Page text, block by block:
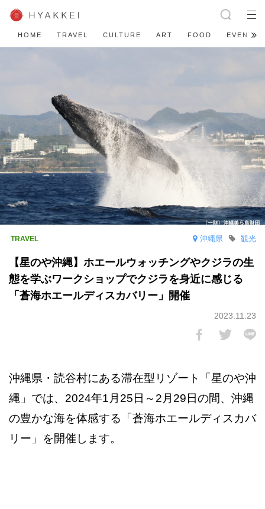
HOME TRAVEL CULTURE ART FOOD EVENT
沖縄県 観光
【星のや沖縄】ホエールウォッチングやクジラの生
態を学ぶワークショップでクジラを身近に感じる
「蒼海ホエールディスカバリー」開催
2023.11.23
沖縄県・読谷村にある滞在型リゾート「星のや沖
縄」では、2024年1月25日～2月29日の間、沖縄
の豊かな海を体感する「蒼海ホエールディスカバ
リー」を開催します。